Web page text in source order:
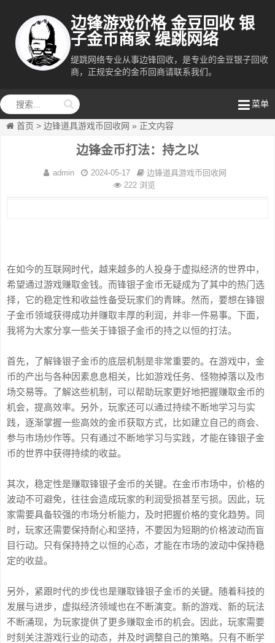
边锋游戏价格 金豆回收 银
子金币商家 缇跳网络
缇跳网络专业从事边锋回收，是专业的金豆银子回收
商，正规安全的金币回商请联系我们。
菜单
首页 > 边锋道具游戏币回收网 » 正文内容
边锋金币打法：持之以
admin 2024-05-17
边锋道具游戏币回收网
222 浏览
在如今的互联网时代，越来越多的人投身于虚拟经济的世界中，
希望通过游戏赚取金钱。而锋银子金币无疑成为了其中的热门选
择，它的稳定性和收益性备受玩家们的青睐。然而，要想在锋银
子金币领域获得成功并赚取丰厚的利润，并非一件易事。下面，
我将为大家分享一些关于锋银子金币的持之以恒的打法。
首先，了解锋银子金币的底层机制是非常重要的。在游戏中，金
币的产出与各种因素息息相关，比如游戏任务、怪物掉落以及市
场交易等。了解这些机制，可以帮助玩家更好地把握赚取金币的
机会，提高效率。另外，玩家还可以通过持续不断地学习与实
践，逐渐掌握一些高效的金币获取方式，比如建立自己的商会、
参与市场炒作等。只有通过不断地学习与实践，才能在锋银子金
币的世界中获得持续的收益。
其次，稳定性是赚取锋银子金币的关键。在金币市场中，价格的
波动不可避免，往往会造成玩家的利润受损甚至亏损。因此，玩
家需要具备较强的市场分析能力，及时把握价格的变化趋势。同
时，玩家还需要保持耐心和坚持，不要因为短期的价格波动而盲
目行动。只有保持持之以恒的心态，才能在市场的波动中保持稳
定的收益。
另外，紧跟时代的步伐也是赚取锋银子金币的关键。随着科技的
发展与进步，虚拟经济领域也在不断演变。新的游戏、新的玩法
不断涌现，为玩家提供了更多赚取金币的机会。因此，玩家需要
时刻关注游戏行业的动态，并及时调整自己的策略。只有不断学